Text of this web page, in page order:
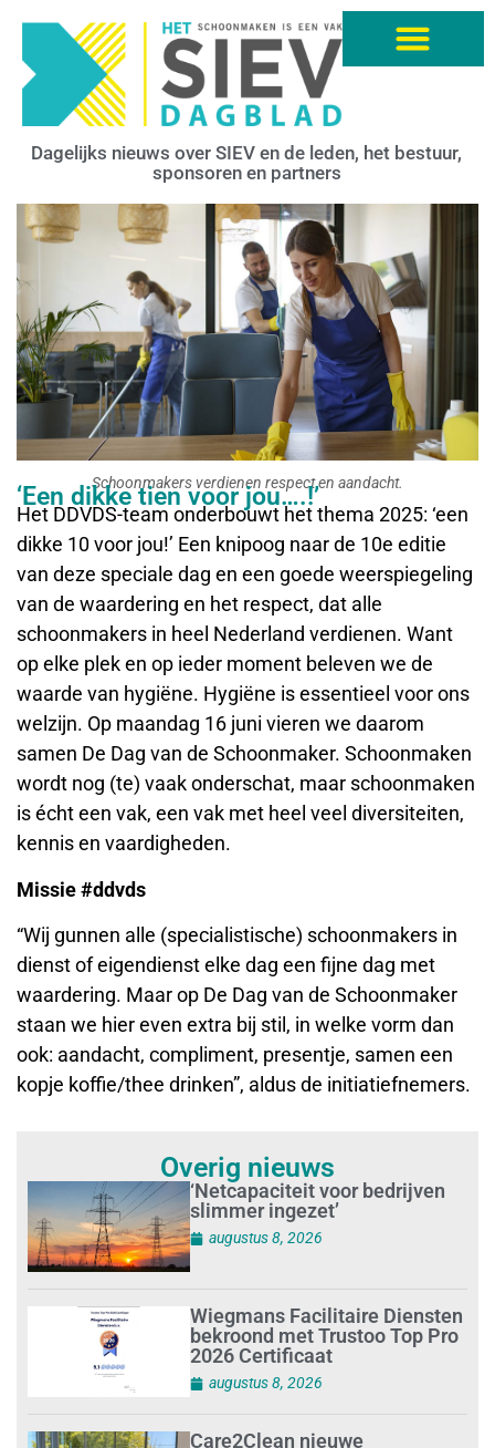
Dagelijks nieuws over SIEV en de leden, het bestuur,
sponsoren en partners
Schoonmakers verdienen respect en aandacht.
‘Een dikke tien voor jou….!’
Het DDVDS-team onderbouwt het thema 2025: ‘een
dikke 10 voor jou!’ Een knipoog naar de 10e editie
van deze speciale dag en een goede weerspiegeling
van de waardering en het respect, dat alle
schoonmakers in heel Nederland verdienen. Want
op elke plek en op ieder moment beleven we de
waarde van hygiëne. Hygiëne is essentieel voor ons
welzijn. Op maandag 16 juni vieren we daarom
samen De Dag van de Schoonmaker. Schoonmaken
wordt nog (te) vaak onderschat, maar schoonmaken
is écht een vak, een vak met heel veel diversiteiten,
kennis en vaardigheden.
Missie #ddvds
“Wij gunnen alle (specialistische) schoonmakers in
dienst of eigendienst elke dag een fijne dag met
waardering. Maar op De Dag van de Schoonmaker
staan we hier even extra bij stil, in welke vorm dan
ook: aandacht, compliment, presentje, samen een
kopje koffie/thee drinken”, aldus de initiatiefnemers.
Overig nieuws
‘Netcapaciteit voor bedrijven
slimmer ingezet’
augustus 8, 2026
Wiegmans Facilitaire Diensten
bekroond met Trustoo Top Pro
2026 Certificaat
augustus 8, 2026
Care2Clean nieuwe